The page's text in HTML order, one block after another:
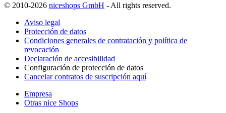
© 2010-2026 niceshops GmbH - All rights reserved.
Aviso legal
Protección de datos
Condiciones generales de contratación y política de
revocación
Declaración de accesibilidad
Configuración de protección de datos
Cancelar contratos de suscripción aquí
Empresa
Otras nice Shops